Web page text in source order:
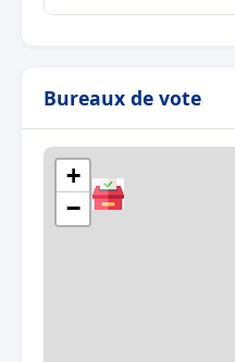
Bureaux de vote
+
−